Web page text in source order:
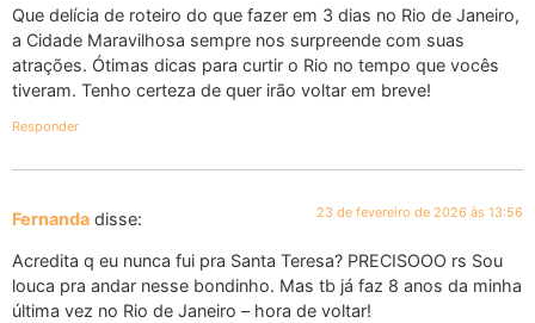
Que delícia de roteiro do que fazer em 3 dias no Rio de Janeiro,
a Cidade Maravilhosa sempre nos surpreende com suas
atrações. Ótimas dicas para curtir o Rio no tempo que vocês
tiveram. Tenho certeza de quer irão voltar em breve!
Responder
Fernanda disse: 23 de fevereiro de 2026 às 13:56
Acredita q eu nunca fui pra Santa Teresa? PRECISOOO rs Sou
louca pra andar nesse bondinho. Mas tb já faz 8 anos da minha
última vez no Rio de Janeiro – hora de voltar!